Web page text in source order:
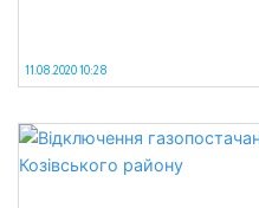
11.08.2020 10:28